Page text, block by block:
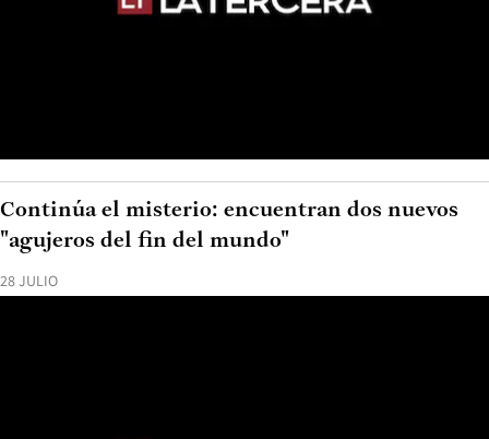
28 JULIO
Continúa el misterio: encuentran dos nuevos
"agujeros del fin del mundo"